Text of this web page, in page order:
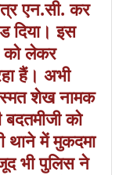
एन.सी. कर
दिया। इस
को लेकर
हैं। अभी
शेख नामक
को
में मुकदमा
भी पुलिस ने